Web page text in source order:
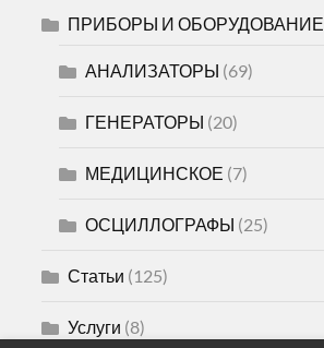
ПРИБОРЫ И ОБОРУДОВАНИЕ
АНАЛИЗАТОРЫ (69)
ГЕНЕРАТОРЫ (20)
МЕДИЦИНСКОЕ (7)
ОСЦИЛЛОГРАФЫ (25)
Статьи (125)
Услуги (8)